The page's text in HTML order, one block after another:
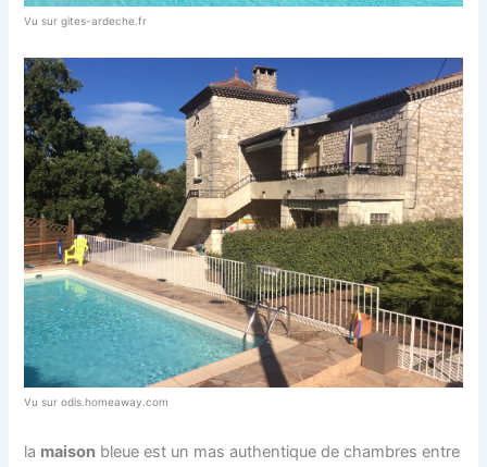
Vu sur gites-ardeche.fr
Vu sur odis.homeaway.com
la maison bleue est un mas authentique de chambres entre